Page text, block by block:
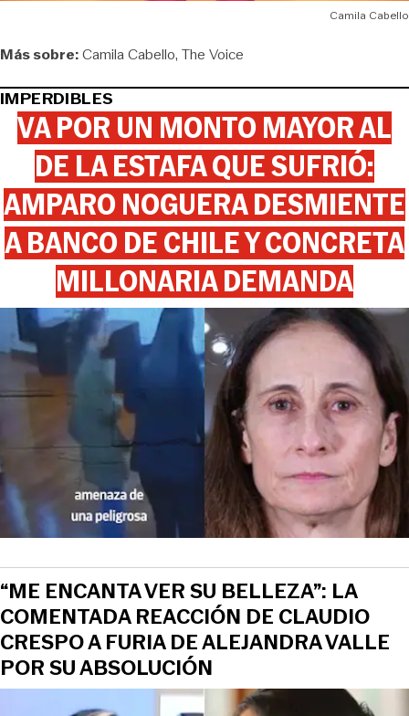
Camila Cabello
Más sobre:Camila Cabello The Voice
IMPERDIBLES
VA POR UN MONTO MAYOR AL
DE LA ESTAFA QUE SUFRIÓ:
AMPARO NOGUERA DESMIENTE
A BANCO DE CHILE Y CONCRETA
MILLONARIA DEMANDA
“ME ENCANTA VER SU BELLEZA”: LA
COMENTADA REACCIÓN DE CLAUDIO
CRESPO A FURIA DE ALEJANDRA VALLE
POR SU ABSOLUCIÓN